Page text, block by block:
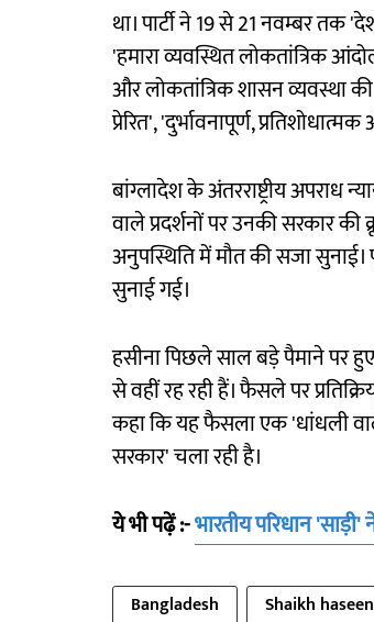
था। पार्टी ने 19 से 21 नवम्बर तक
'हमारा व्यवस्थित लोकतांत्रिक
और लोकतांत्रिक शासन व्यवस्था
प्रेरित', 'दुर्भावनापूर्ण,
बांग्लादेश के अंतरराष्ट्रीय अपराध
वाले प्रदर्शनों पर उनकी सरकार
अनुपस्थिति में मौत की सजा
सुनाई गई।
हसीना पिछले साल बड़े पैमाने पर
से वहीं रह रही हैं। फैसले पर
कहा कि यह फैसला एक 'धांधली
सरकार' चला रही है।
ये भी पढ़ें :-भारतीय परिधान
Bangladesh Shaikh